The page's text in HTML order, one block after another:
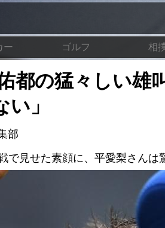
ー ゴルフ 相
都の猛々しい雄
」
部
見せた素顔に、平愛梨さんは